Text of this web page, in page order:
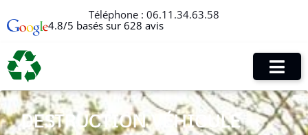
Téléphone : 06.11.34.63.58
4.8/5 basés sur 628 avis
DESTRUCTION VÉHICULE